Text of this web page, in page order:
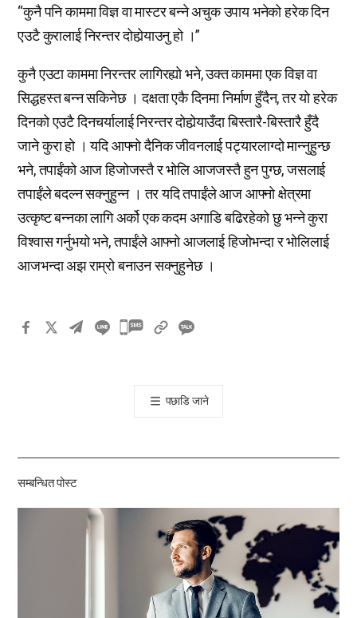
“कुनै पनि काममा विज्ञ वा मास्टर बन्ने अचुक उपाय भनेको हरेक दिन
एउटै कुरालाई निरन्तर दोहोर्‍याउनु हो ।”
कुनै एउटा काममा निरन्तर लागिरह्यो भने, उक्त काममा एक विज्ञ वा
सिद्धहस्त बन्न सकिनेछ । दक्षता एकै दिनमा निर्माण हुँदैन, तर यो हरेक
दिनको एउटै दिनचर्यालाई निरन्तर दोहोर्‍याउँदा बिस्तारै-बिस्तारै हुँदै
जाने कुरा हो । यदि आफ्नो दैनिक जीवनलाई पट्यारलाग्दो मान्नुहुन्छ
भने, तपाईंको आज हिजोजस्तै र भोलि आजजस्तै हुन पुग्छ, जसलाई
तपाईंले बदल्न सक्नुहुन्न । तर यदि तपाईंले आज आफ्नो क्षेत्रमा
उत्कृष्ट बन्नका लागि अर्को एक कदम अगाडि बढिरहेको छु भन्ने कुरा
विश्वास गर्नुभयो भने, तपाईंले आफ्नो आजलाई हिजोभन्दा र भोलिलाई
आजभन्दा अझ राम्रो बनाउन सक्नुहुनेछ ।
카
톡
공
기
पछाडि जाने
सम्बन्धित पोस्ट